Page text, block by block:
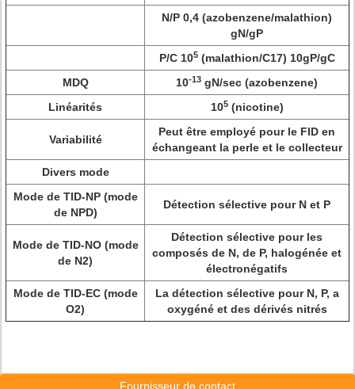
N/P 0,4 (azobenzene/malathion)
gN/gP
P/C 105(malathion/C17) 10gP/gC
MDQ
10-13 gN/sec (azobenzene)
Linéarités
105(nicotine)
Variabilité
Peut être employé pour le FID en
échangeant la perle et le collecteur
Divers mode
Mode de TID-NP (mode
de NPD)
Détection sélective pour N et P
Mode de TID-NO (mode
de N2)
Détection sélective pour les
composés de N, de P, halogénée et
électronégatifs
Mode de TID-EC (mode
O2)
La détection sélective pour N, P, a
oxygéné et des dérivés nitrés
Fournisseur de contact